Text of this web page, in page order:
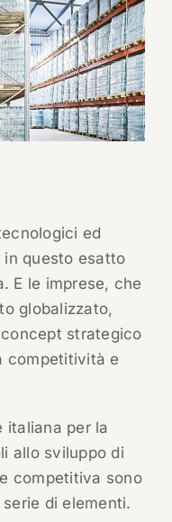
ed
questo esatto
E le imprese, che
globalizzato,
strategico
competitività e
italiana per la
allo sviluppo di
competitiva sono
di elementi.